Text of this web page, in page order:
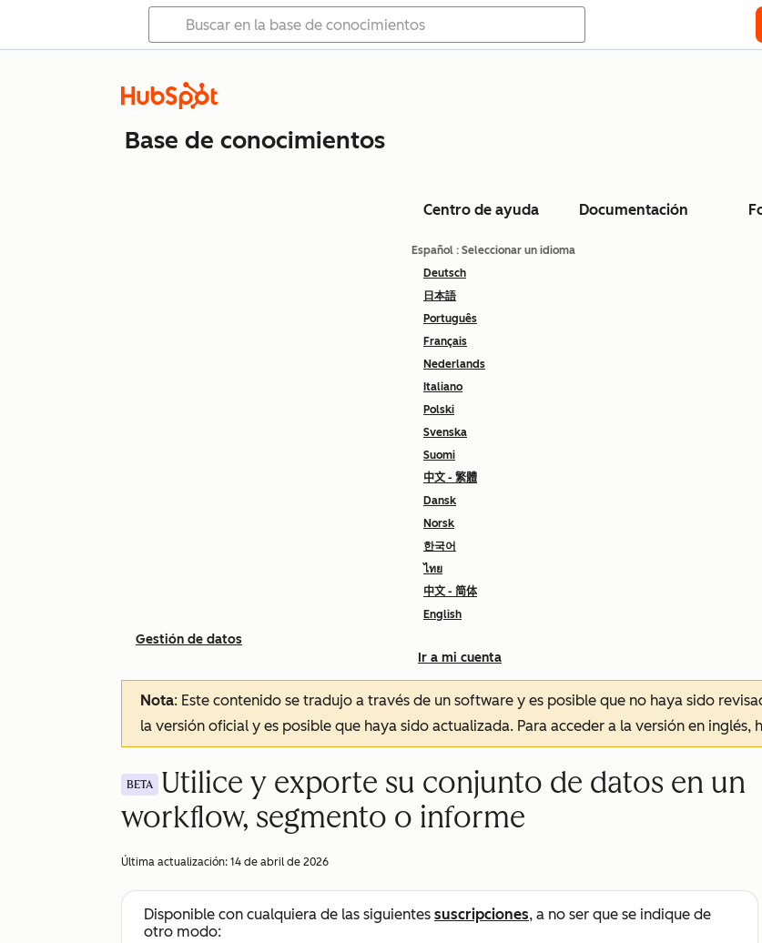
Base de conocimientos
Centro de ayuda Documentación
Español : Seleccionar un idioma
Deutsch
日本語
Português
Français
Nederlands
Italiano
Polski
Svenska
Suomi
中文 - 繁體
Dansk
Norsk
한국어
ไทย
中文 - 简体
English
Ir a mi cuenta
Gestión de datos
Nota: Este contenido se tradujo a través de un software y es posible que no haya sido
la versión oficial y es posible que haya sido actualizada. Para acceder a la versión en inglés,
BETA
Utilice y exporte su conjunto de datos en un
workflow, segmento o informe
Última actualización: 14 de abril de 2026
Disponible con cualquiera de las siguientes suscripciones, a no ser que se indique de
otro modo: